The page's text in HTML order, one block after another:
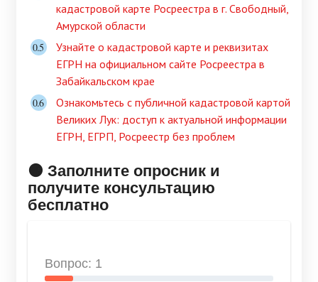
кадастровой карте Росреестра в г. Свободный,
Амурской области
Узнайте о кадастровой карте и реквизитах
ЕГРН на официальном сайте Росреестра в
Забайкальском крае
Ознакомьтесь с публичной кадастровой картой
Великих Лук: доступ к актуальной информации
ЕГРН, ЕГРП, Росреестр без проблем
🟠 Заполните опросник и
получите консультацию
бесплатно